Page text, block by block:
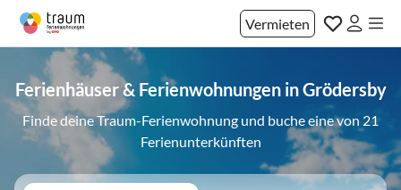
Vermieten
Ferienhäuser & Ferienwohnungen in Grödersby
Finde deine Traum-Ferienwohnung und buche eine von 21
Ferienunterkünften